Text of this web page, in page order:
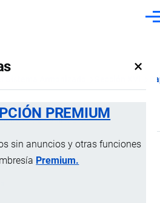
×
PREMIUM
sin anuncios y otras funciones
Premium.
…, 21 Julio, 2024